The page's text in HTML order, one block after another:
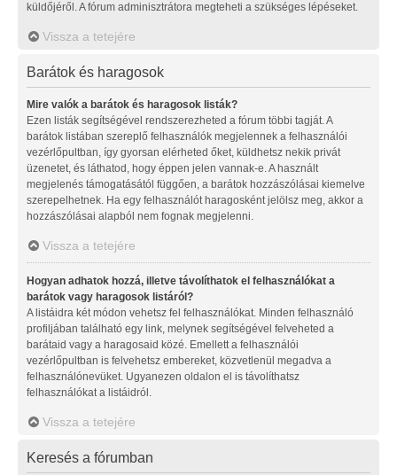
küldőjéről. A fórum adminisztrátora megteheti a szükséges lépéseket.
Vissza a tetejére
Barátok és haragosok
Mire valók a barátok és haragosok listák?
Ezen listák segítségével rendszerezheted a fórum többi tagját. A
barátok listában szereplő felhasználók megjelennek a felhasználói
vezérlőpultban, így gyorsan elérheted őket, küldhetsz nekik privát
üzenetet, és láthatod, hogy éppen jelen vannak-e. A használt
megjelenés támogatásától függően, a barátok hozzászólásai kiemelve
szerepelhetnek. Ha egy felhasználót haragosként jelölsz meg, akkor a
hozzászólásai alapból nem fognak megjelenni.
Vissza a tetejére
Hogyan adhatok hozzá, illetve távolíthatok el felhasználókat a
barátok vagy haragosok listáról?
A listáidra két módon vehetsz fel felhasználókat. Minden felhasználó
profiljában található egy link, melynek segítségével felveheted a
barátaid vagy a haragosaid közé. Emellett a felhasználói
vezérlőpultban is felvehetsz embereket, közvetlenül megadva a
felhasználónevüket. Ugyanezen oldalon el is távolíthatsz
felhasználókat a listáidról.
Vissza a tetejére
Keresés a fórumban